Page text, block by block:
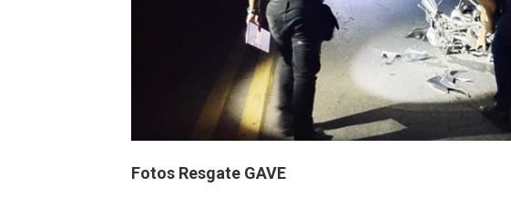
Fotos Resgate GAVE